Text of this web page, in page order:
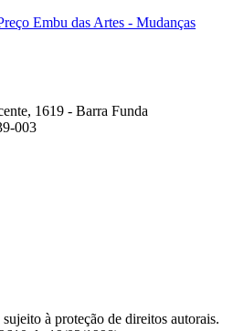
1619 - Barra Funda
003
à proteção de direitos autorais.